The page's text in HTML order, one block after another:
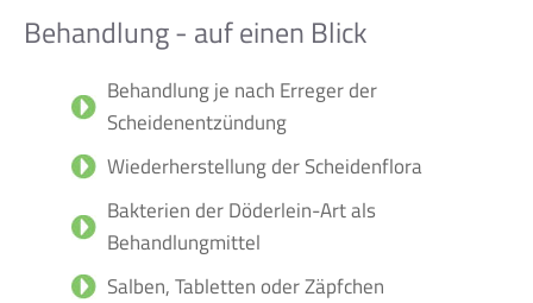
Behandlung - auf einen Blick
Behandlung je nach Erreger der
Scheidenentzündung
Wiederherstellung der Scheidenflora
Bakterien der Döderlein-Art als
Behandlungmittel
Salben, Tabletten oder Zäpfchen